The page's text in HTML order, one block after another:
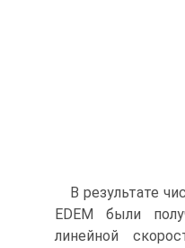
В результате
EDEM были
линейной